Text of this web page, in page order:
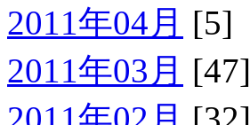
2011年04月 [5]
2011年03月 [47]